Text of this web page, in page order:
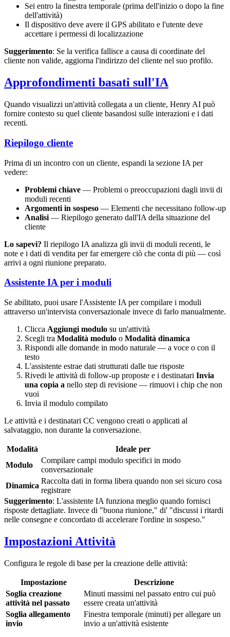
Sei entro la finestra temporale (prima dell'inizio o dopo la fine
dell'attività)
Il dispositivo deve avere il GPS abilitato e l'utente deve
accettare i permessi di localizzazione
Suggerimento: Se la verifica fallisce a causa di coordinate del
cliente non valide, aggiorna l'indirizzo del cliente nel suo profilo.
Approfondimenti basati sull'IA
Quando visualizzi un'attività collegata a un cliente, Henry AI può
fornire contesto su quel cliente basandosi sulle interazioni e i dati
recenti.
Riepilogo cliente
Prima di un incontro con un cliente, espandi la sezione IA per
vedere:
Problemi chiave — Problemi o preoccupazioni dagli invii di
moduli recenti
Argomenti in sospeso — Elementi che necessitano follow-up
Analisi — Riepilogo generato dall'IA della situazione del
cliente
Lo sapevi? Il riepilogo IA analizza gli invii di moduli recenti, le
note e i dati di vendita per far emergere ciò che conta di più — così
arrivi a ogni riunione preparato.
Assistente IA per i moduli
Se abilitato, puoi usare l'Assistente IA per compilare i moduli
attraverso un'intervista conversazionale invece di farlo manualmente.
Clicca Aggiungi modulo su un'attività
Scegli tra Modalità modulo o Modalità dinamica
Rispondi alle domande in modo naturale — a voce o con il
testo
L'assistente estrae dati strutturati dalle tue risposte
Rivedi le attività di follow-up proposte e i destinatari Invia
una copia a nello step di revisione — rimuovi i chip che non
vuoi
Invia il modulo compilato
Le attività e i destinatari CC vengono creati o applicati al
salvataggio, non durante la conversazione.
Modalità
Ideale per
Modulo
Compilare campi modulo specifici in modo
conversazionale
Dinamica
Raccolta dati in forma libera quando non sei sicuro cosa
registrare
Suggerimento: L'assistente IA funziona meglio quando fornisci
risposte dettagliate. Invece di "buona riunione," di' "discussi i ritardi
nelle consegne e concordato di accelerare l'ordine in sospeso."
Impostazioni Attività
Configura le regole di base per la creazione delle attività:
Impostazione
Descrizione
Soglia creazione
attività nel passato
Minuti massimi nel passato entro cui può
essere creata un'attività
Soglia allegamento
invio
Finestra temporale (minuti) per allegare un
invio a un'attività esistente